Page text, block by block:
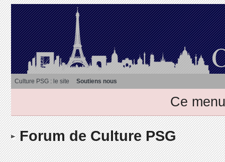
Culture PSG : le site Soutiens nous
Ce
Forum de Culture PSG